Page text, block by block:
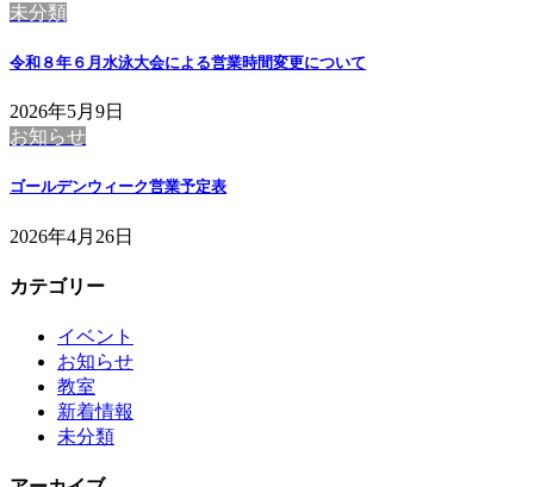
未分類
令和８年６月水泳大会による営業時間変更について
2026年5月9日
お知らせ
ゴールデンウィーク営業予定表
2026年4月26日
カテゴリー
イベント
お知らせ
教室
新着情報
未分類